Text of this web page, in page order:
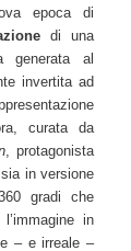
epoca di
di una
generata al
invertita ad
curata da
, protagonista
in versione
gradi che
in
– e irreale –